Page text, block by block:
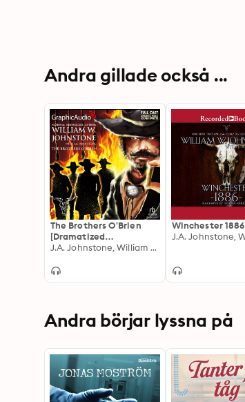
Andra gillade också ...
The Brothers O'Brien
[Dramatized
Adaptation]: Brothers J.A. Johnstone, William W. Johnstone
Winchester 1886
Andra börjar lyssna på